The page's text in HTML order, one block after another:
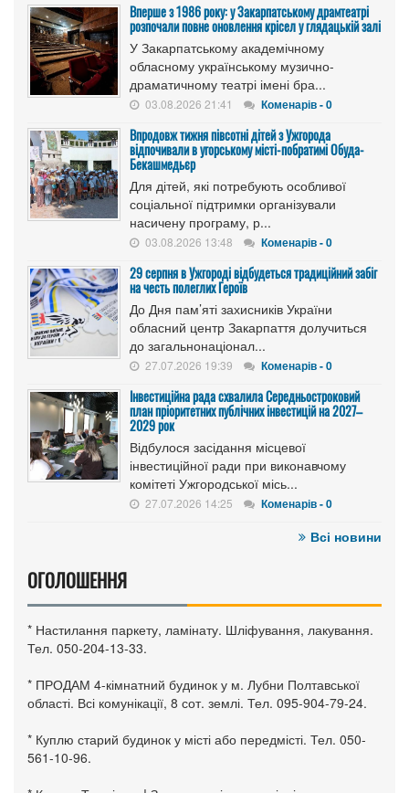
Вперше з 1986 року: у Закарпатському драмтеатрі
розпочали повне оновлення крісел у глядацькій залі
У Закарпатському академічному
обласному українському музично-
драматичному театрі імені бра...
03.08.2026 21:41 Коменарів - 0
Впродовж тижня півсотні дітей з Ужгорода
відпочивали в угорському місті-побратимі Обуда-
Бекашмедьєр
Для дітей, які потребують особливої
соціальної підтримки організували
насичену програму, р...
03.08.2026 13:48 Коменарів - 0
29 серпня в Ужгороді відбудеться традиційний забіг
на честь полеглих Героїв
До Дня пам’яті захисників України
обласний центр Закарпаття долучиться
до загальнонаціонал...
27.07.2026 19:39 Коменарів - 0
Інвестиційна рада схвалила Середньостроковий
план пріоритетних публічних інвестицій на 2027–
2029 рок
Відбулося засідання місцевої
інвестиційної ради при виконавчому
комітеті Ужгородської місь...
27.07.2026 14:25 Коменарів - 0
Всі новини
ОГОЛОШЕННЯ
* Настилання паркету, ламінату. Шліфування, лакування.
Тел. 050-204-13-33.
* ПРОДАМ 4-кімнатний будинок у м. Лубни Полтавської
області. Всі комунікації, 8 сот. землі. Тел. 095-904-79-24.
* Куплю старий будинок у місті або передмісті. Тел. 050-
561-10-96.